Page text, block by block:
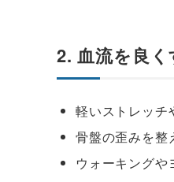
2. 血流を良く
軽いストレッチ
骨盤の歪みを整
ウォーキングや